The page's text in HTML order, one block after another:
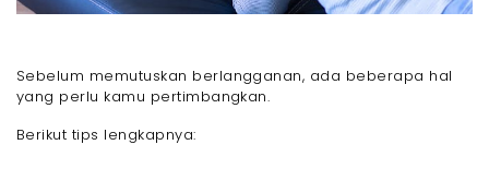
Sebelum memutuskan berlangganan, ada beberapa hal
yang perlu kamu pertimbangkan.
Berikut tips lengkapnya: